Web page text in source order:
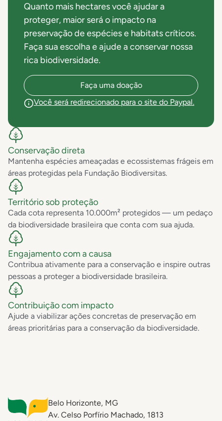
Quanto mais hectares você ajudar a
proteger, maior será o impacto na
preservação de espécies e habitats críticos.
Faça sua escolha e ajude a conservar nossa
rica biodiversidade.
Faça uma doação
Você será redirecionado para o site do Paypal.
Conservação direta
Mantenha espécies ameaçadas e ecossistemas frágeis em
áreas protegidas pela Fundação Biodiversitas.
Território sob proteção
Cada cota representa 10.000m² protegidos — um pedaço
da biodiversidade brasileira que conta com sua ajuda.
Engajamento com a causa
Contribua ativamente para a conservação e inspire outras
pessoas a proteger a biodiversidade brasileira.
Contribuição com impacto
Ajude a viabilizar ações concretas de preservação em
áreas prioritárias para a conservação da biodiversidade.
Belo Horizonte, MG
Av. Celso Porfírio Machado, 1813